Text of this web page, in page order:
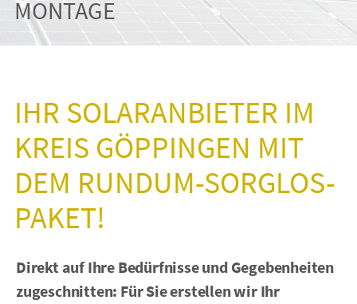
MONTAGE
IHR SOLAR­AN­BIETER IM
KREIS GÖPPINGEN MIT
DEM RUNDUM-SORGLOS-
PAKET!
Direkt auf Ihre Bedürfnisse und Gegebenheiten
zugeschnitten: Für Sie erstellen wir Ihr